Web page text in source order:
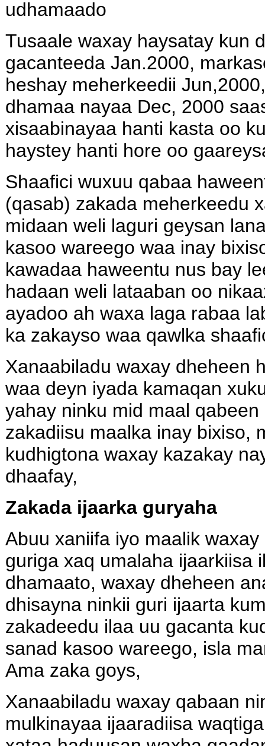
udhamaado
Tusaale waxay haysatay kun
gacanteeda Jan.2000,
heshay meherkeedii
dhamaa nayaa Dec, 2000
xisaabinayaa hanti kasta oo
haystey hanti hore oo
Shaafici wuxuu qabaa
(qasab) zakada meherkeedu
midaan weli laguri geysan
kasoo wareego waa inay
kawadaa haweentu nus bay
hadaan weli lataaban oo
ayadoo ah waxa laga rabaa
ka zakayso waa qawlka
Xanaabiladu waxay dheheen
waa deyn iyada kamaqan
yahay ninku mid maal
zakadiisu maalka inay bixiso,
kudhigtona waxay kazakay
dhaafay,
Zakada ijaarka guryaha
Abuu xaniifa iyo maalik
guriga xaq umalaha ijaarkiisa
dhamaato, waxay dheheen
dhisayna ninkii guri ijaarta
zakadeedu ilaa uu gacanta
sanad kasoo wareego, isla
Ama zaka goys,
Xanaabiladu waxay qabaan
mulkinayaa ijaaradiisa